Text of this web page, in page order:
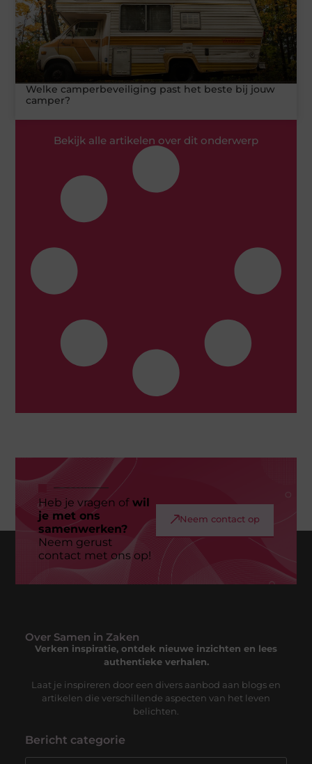
Welke camperbeveiliging past het beste bij jouw
camper?
Bekijk alle artikelen over dit onderwerp
Heb je vragen ofwil
je met ons
samenwerken?
Neem gerust
contact met ons op!
Neem contact op
Over Samen in Zaken
Verken inspiratie, ontdek nieuwe inzichten en lees
authentieke verhalen.
Laat je inspireren door een divers aanbod aan blogs en
artikelen die verschillende aspecten van het leven
belichten.
Bericht categorie